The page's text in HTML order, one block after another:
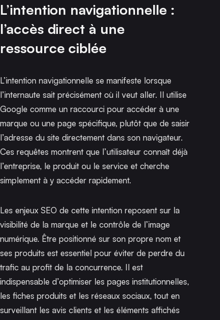
L’intention navigationnelle :
l’accès direct à une
ressource ciblée
L’intention navigationnelle se manifeste lorsque
l’internaute sait précisément où il veut aller. Il utilise
Google comme un raccourci pour accéder à une
marque ou une page spécifique, plutôt que de saisir
l’adresse du site directement dans son navigateur.
Ces requêtes montrent que l’utilisateur connaît déjà
l’entreprise, le produit ou le service et cherche
simplement à y accéder rapidement.
Les enjeux SEO de cette intention reposent sur la
visibilité de la marque et le contrôle de l’image
numérique. Être positionné sur son propre nom et
ses produits est essentiel pour éviter de perdre du
trafic au profit de la concurrence. Il est
indispensable d’optimiser les pages institutionnelles,
les fiches produits et les réseaux sociaux, tout en
surveillant les avis clients et les éléments affichés